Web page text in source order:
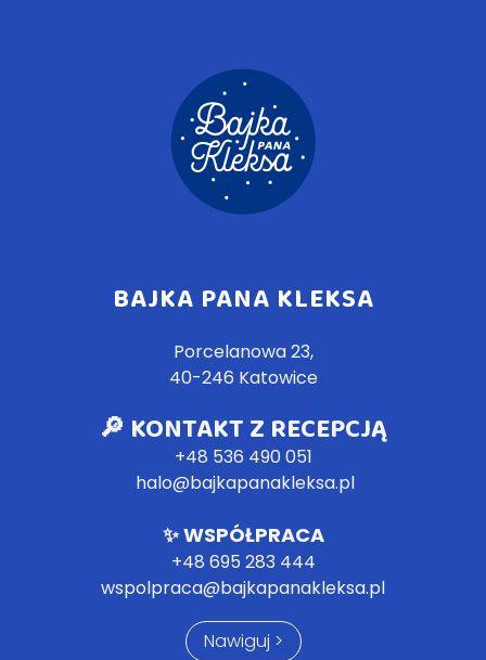
BAJKA PANA KLEKSA
Porcelanowa 23,
40-246 Katowice
🔎 KONTAKT Z RECEPCJĄ
+48 536 490 051
halo@bajkapanakleksa.pl
✨WSPÓŁPRACA
+48 695 283 444
wspolpraca@bajkapanakleksa.pl
Nawiguj >